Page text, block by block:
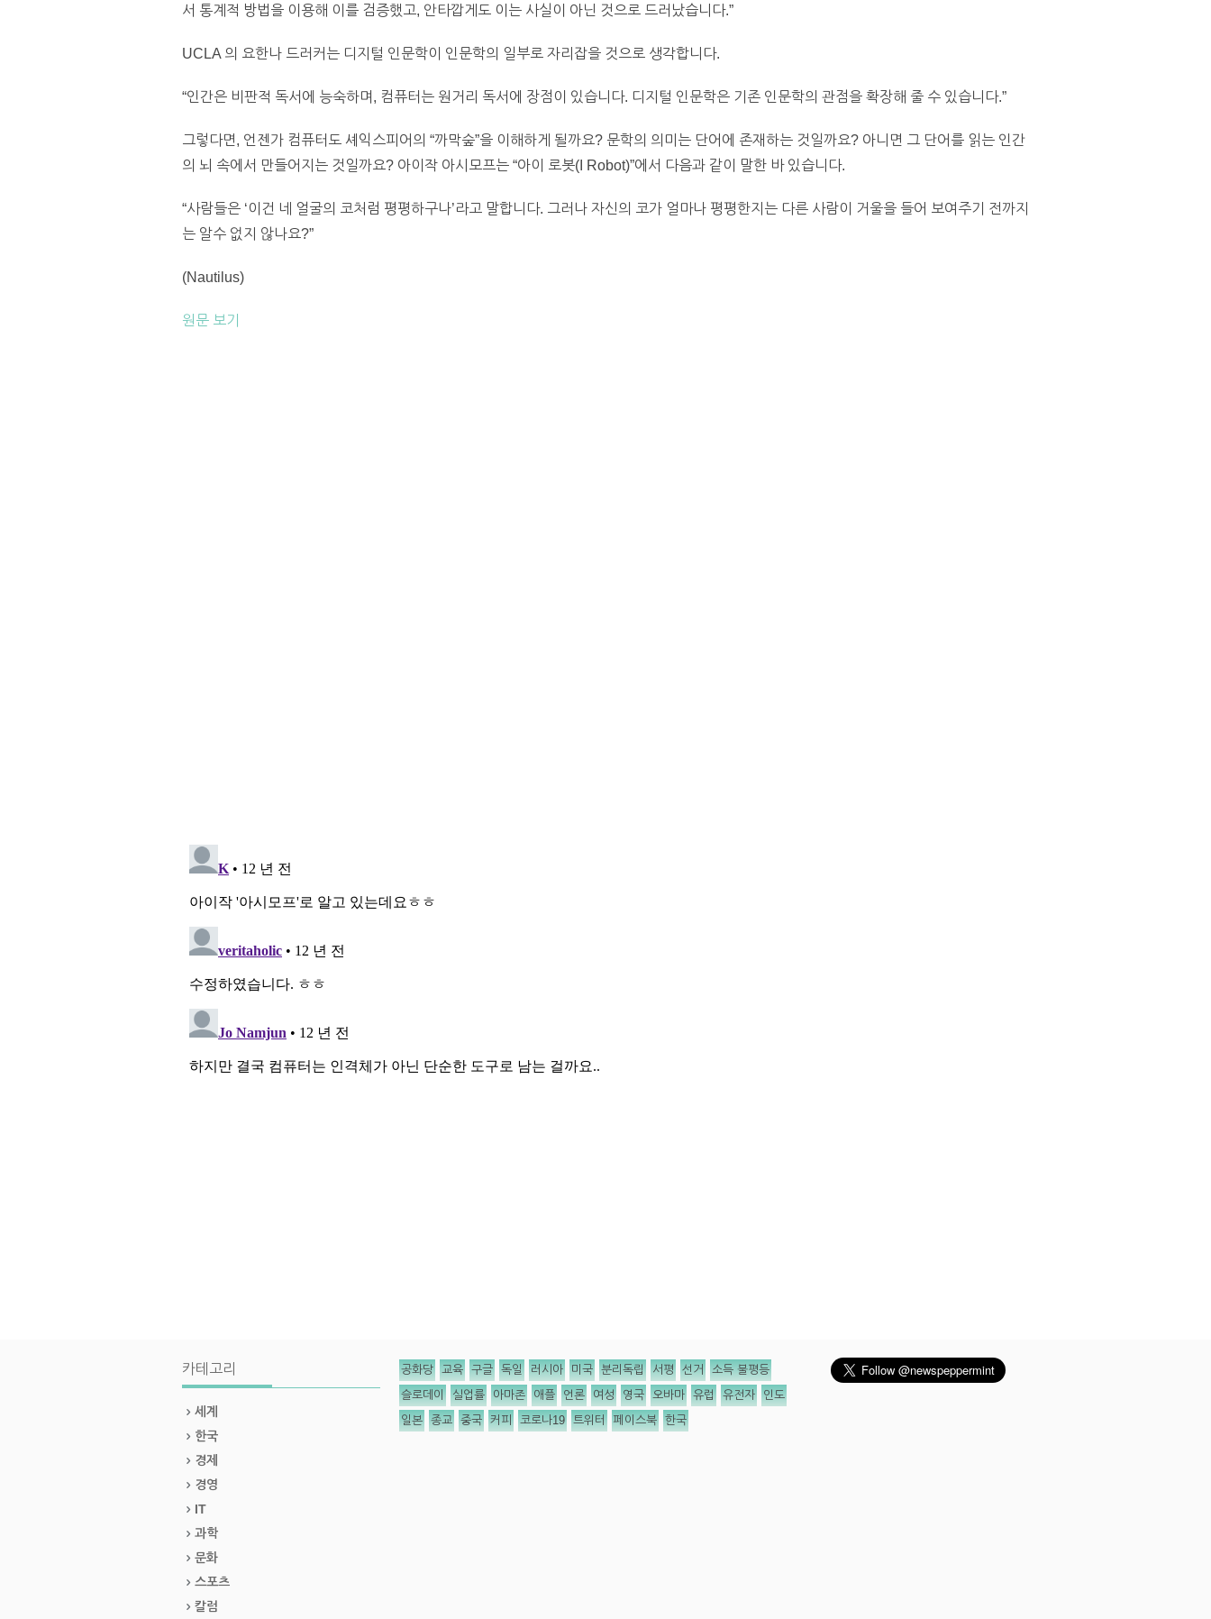
서 통계적 방법을 이용해 이를 검증했고, 안타깝게도 이는 사실이 아닌 것으로 드러났습니다.”
UCLA 의 요한나 드러커는 디지털 인문학이 인문학의 일부로 자리잡을 것으로 생각합니다.
“인간은 비판적 독서에 능숙하며, 컴퓨터는 원거리 독서에 장점이 있습니다. 디지털 인문학은 기존 인문학의 관점을 확장해 줄 수 있습니다.”
그렇다면, 언젠가 컴퓨터도 셰익스피어의 “까막숲”을 이해하게 될까요? 문학의 의미는 단어에 존재하는 것일까요? 아니면 그 단어를 읽는 인간
의 뇌 속에서 만들어지는 것일까요? 아이작 아시모프는 “아이 로봇(I Robot)”에서 다음과 같이 말한 바 있습니다.
“사람들은 ‘이건 네 얼굴의 코처럼 평평하구나’라고 말합니다. 그러나 자신의 코가 얼마나 평평한지는 다른 사람이 거울을 들어 보여주기 전까지
는 알수 없지 않나요?”
(Nautilus)
원문 보기
카테고리
세계
한국
경제
경영
IT
과학
문화
스포츠
칼럼
공화당 교육 구글 독일 러시아 미국 분리독립 서평 선거 소득 불평등
슬로데이 실업률 아마존 애플 언론 여성 영국 오바마 유럽 유전자 인도
일본 종교 중국 커피 코로나19 트위터 페이스북 한국